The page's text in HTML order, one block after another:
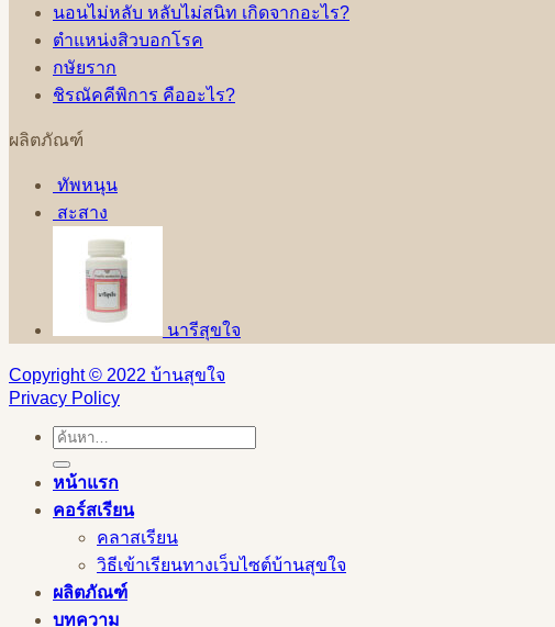
นอนไม่หลับ หลับไม่สนิท เกิดจากอะไร?
ตำแหน่งสิวบอกโรค
กษัยราก
ชิรณัคคีพิการ คืออะไร?
ผลิตภัณฑ์
ทัพหนุน
สะสาง
นารีสุขใจ
Copyright © 2022 บ้านสุขใจ
Privacy Policy
ค้นหา:
หน้าแรก
คอร์สเรียน
คลาสเรียน
วิธีเข้าเรียนทางเว็บไซต์บ้านสุขใจ
ผลิตภัณฑ์
บทความ